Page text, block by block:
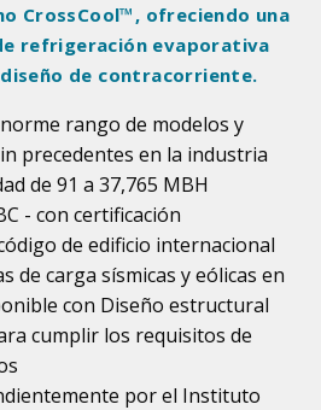
CrossCool™, ofreciendo una
refrigeración evaporativa
de contracorriente.
rango de modelos y
precedentes en la industria
de 91 a 37,765 MBH
- con certificación
de edificio internacional
de carga sísmicas y eólicas en
con Diseño estructural
cumplir los requisitos de
por el Instituto